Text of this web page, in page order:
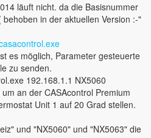
läuft nicht. da die Basisnummer
in der aktuellen Version :-"
es möglich, Parameter gesteuerte
zu senden.
192.168.1.1 NX5060
an der CASAcontrol Premium
Unit 1 auf 20 Grad stellen.
und "NX5060" und "NX5063" die